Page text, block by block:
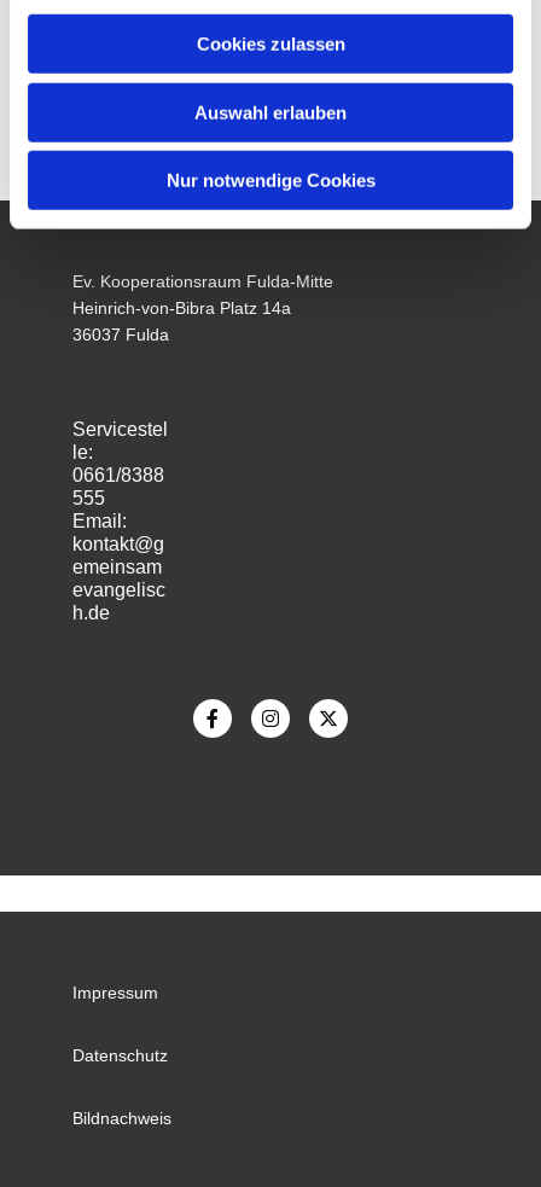
Cookies zulassen
Auswahl erlauben
Nur notwendige Cookies
Ev. Kooperationsraum Fulda-Mitte
Heinrich-von-Bibra Platz 14a
36037 Fulda
Servicestel
le:
0661/8388
555
Email:
kontakt@g
emeinsam
evangelisc
h.de
Impressum
Datenschutz
Bildnachweis